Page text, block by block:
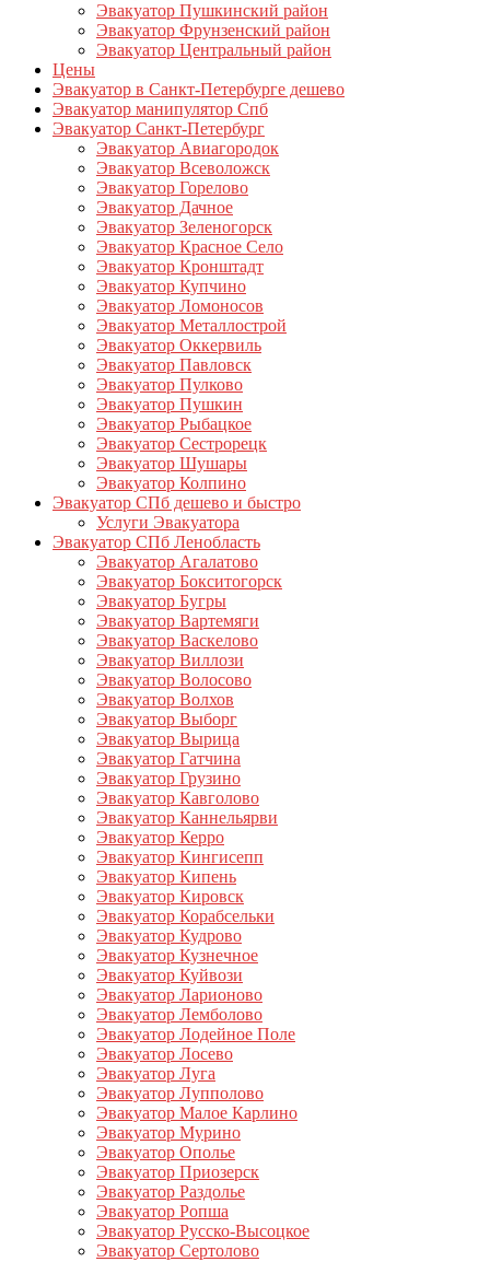
Эвакуатор Пушкинский район
Эвакуатор Фрунзенский район
Эвакуатор Центральный район
Цены
Эвакуатор в Санкт-Петербурге дешево
Эвакуатор манипулятор Спб
Эвакуатор Санкт-Петербург
Эвакуатор Авиагородок
Эвакуатор Всеволожск
Эвакуатор Горелово
Эвакуатор Дачное
Эвакуатор Зеленогорск
Эвакуатор Красное Село
Эвакуатор Кронштадт
Эвакуатор Купчино
Эвакуатор Ломоносов
Эвакуатор Металлострой
Эвакуатор Оккервиль
Эвакуатор Павловск
Эвакуатор Пулково
Эвакуатор Пушкин
Эвакуатор Рыбацкое
Эвакуатор Сестрорецк
Эвакуатор Шушары
Эвакуатор Колпино
Эвакуатор СПб дешево и быстро
Услуги Эвакуатора
Эвакуатор СПб Ленобласть
Эвакуатор Агалатово
Эвакуатор Бокситогорск
Эвакуатор Бугры
Эвакуатор Вартемяги
Эвакуатор Васкелово
Эвакуатор Виллози
Эвакуатор Волосово
Эвакуатор Волхов
Эвакуатор Выборг
Эвакуатор Вырица
Эвакуатор Гатчина
Эвакуатор Грузино
Эвакуатор Кавголово
Эвакуатор Каннельярви
Эвакуатор Керро
Эвакуатор Кингисепп
Эвакуатор Кипень
Эвакуатор Кировск
Эвакуатор Корабсельки
Эвакуатор Кудрово
Эвакуатор Кузнечное
Эвакуатор Куйвози
Эвакуатор Ларионово
Эвакуатор Лемболово
Эвакуатор Лодейное Поле
Эвакуатор Лосево
Эвакуатор Луга
Эвакуатор Лупполово
Эвакуатор Малое Карлино
Эвакуатор Мурино
Эвакуатор Ополье
Эвакуатор Приозерск
Эвакуатор Раздолье
Эвакуатор Ропша
Эвакуатор Русско-Высоцкое
Эвакуатор Сертолово